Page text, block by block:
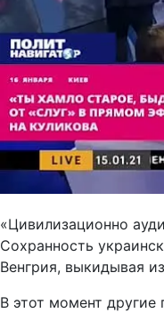
«Цивилизационно
Сохранность
Венгрия, выкидывая
В этот момент другие